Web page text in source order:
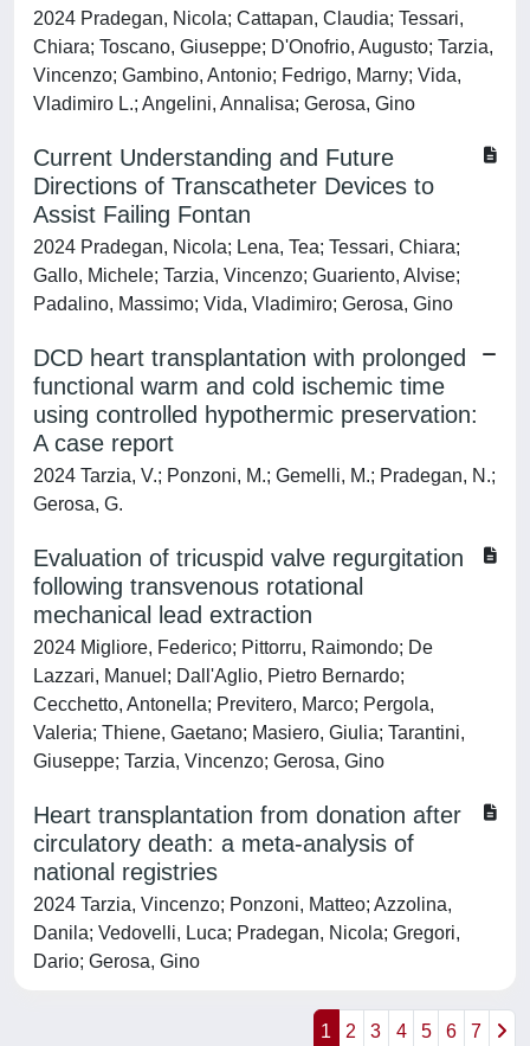
2024 Pradegan, Nicola; Cattapan, Claudia; Tessari,
Chiara; Toscano, Giuseppe; D'Onofrio, Augusto; Tarzia,
Vincenzo; Gambino, Antonio; Fedrigo, Marny; Vida,
Vladimiro L.; Angelini, Annalisa; Gerosa, Gino
Current Understanding and Future
Directions of Transcatheter Devices to
Assist Failing Fontan
2024 Pradegan, Nicola; Lena, Tea; Tessari, Chiara;
Gallo, Michele; Tarzia, Vincenzo; Guariento, Alvise;
Padalino, Massimo; Vida, Vladimiro; Gerosa, Gino
DCD heart transplantation with prolonged
functional warm and cold ischemic time
using controlled hypothermic preservation:
A case report
2024 Tarzia, V.; Ponzoni, M.; Gemelli, M.; Pradegan, N.;
Gerosa, G.
Evaluation of tricuspid valve regurgitation
following transvenous rotational
mechanical lead extraction
2024 Migliore, Federico; Pittorru, Raimondo; De
Lazzari, Manuel; Dall'Aglio, Pietro Bernardo;
Cecchetto, Antonella; Previtero, Marco; Pergola,
Valeria; Thiene, Gaetano; Masiero, Giulia; Tarantini,
Giuseppe; Tarzia, Vincenzo; Gerosa, Gino
Heart transplantation from donation after
circulatory death: a meta-analysis of
national registries
2024 Tarzia, Vincenzo; Ponzoni, Matteo; Azzolina,
Danila; Vedovelli, Luca; Pradegan, Nicola; Gregori,
Dario; Gerosa, Gino
1 2 3 4 5 6 7